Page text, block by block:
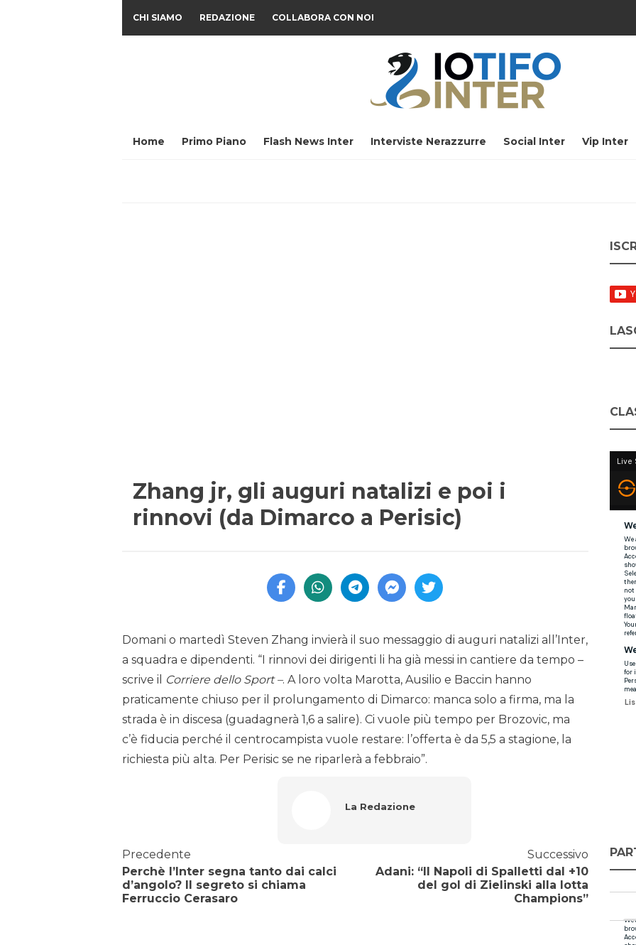
CHI SIAMO REDAZIONE COLLABORA CON NOI
Home Primo Piano Flash News Inter Interviste Nerazzurre Social Inter Vip Inter
Zhang jr, gli auguri natalizi e poi i
rinnovi (da Dimarco a Perisic)
Domani o martedì Steven Zhang invierà il suo messaggio di auguri natalizi all’Inter,
a squadra e dipendenti. “I rinnovi dei dirigenti li ha già messi in cantiere da tempo –
scrive il
Corriere dello Sport –. A loro volta Marotta, Ausilio e Baccin hanno
praticamente chiuso per il prolungamento di Dimarco: manca solo a firma, ma la
strada è in discesa (guadagnerà 1,6 a salire). Ci vuole più tempo per Brozovic, ma
c’è fiducia perché il centrocampista vuole restare: l’offerta è da 5,5 a stagione, la
richiesta più alta. Per Perisic se ne riparlerà a febbraio”.
La Redazione
Precedente
Perchè l’Inter segna tanto dai calci
d’angolo? Il segreto si chiama
Ferruccio Cerasaro
Successivo
Adani: “Il Napoli di Spalletti dal +10
del gol di Zielinski alla lotta
Champions”